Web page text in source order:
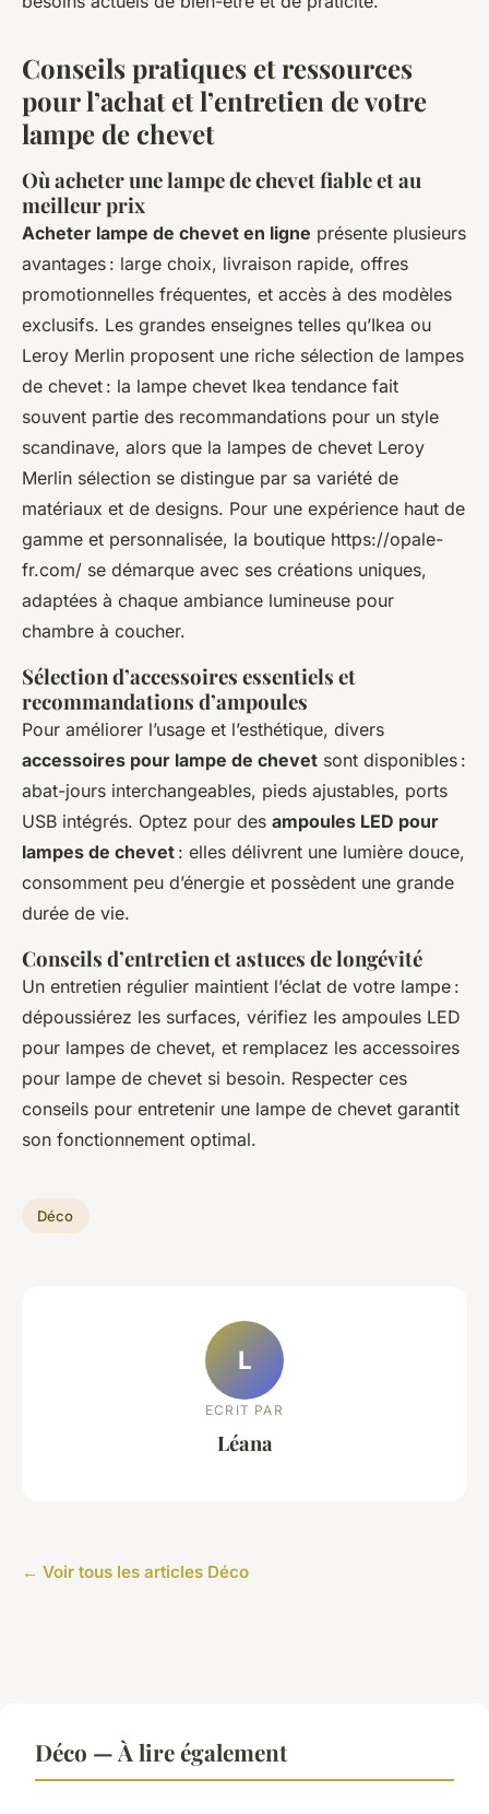
Conseils pratiques et ressources
pour l’achat et l’entretien de votre
lampe de chevet
Où acheter une lampe de chevet fiable et au
meilleur prix
Acheter lampe de chevet en ligne présente plusieurs
avantages : large choix, livraison rapide, offres
promotionnelles fréquentes, et accès à des modèles
exclusifs. Les grandes enseignes telles qu’Ikea ou
Leroy Merlin proposent une riche sélection de lampes
de chevet : la lampe chevet Ikea tendance fait
souvent partie des recommandations pour un style
scandinave, alors que la lampes de chevet Leroy
Merlin sélection se distingue par sa variété de
matériaux et de designs. Pour une expérience haut de
gamme et personnalisée, la boutique https://opale-
fr.com/ se démarque avec ses créations uniques,
adaptées à chaque ambiance lumineuse pour
chambre à coucher.
Sélection d’accessoires essentiels et
recommandations d’ampoules
Pour améliorer l’usage et l’esthétique, divers
accessoires pour lampe de chevet sont disponibles :
abat-jours interchangeables, pieds ajustables, ports
USB intégrés. Optez pour des ampoules LED pour
lampes de chevet : elles délivrent une lumière douce,
consomment peu d’énergie et possèdent une grande
durée de vie.
Conseils d’entretien et astuces de longévité
Un entretien régulier maintient l’éclat de votre lampe :
dépoussiérez les surfaces, vérifiez les ampoules LED
pour lampes de chevet, et remplacez les accessoires
pour lampe de chevet si besoin. Respecter ces
conseils pour entretenir une lampe de chevet garantit
son fonctionnement optimal.
Déco
L
ECRIT PAR
Léana
← Voir tous les articles Déco
Déco — À lire également